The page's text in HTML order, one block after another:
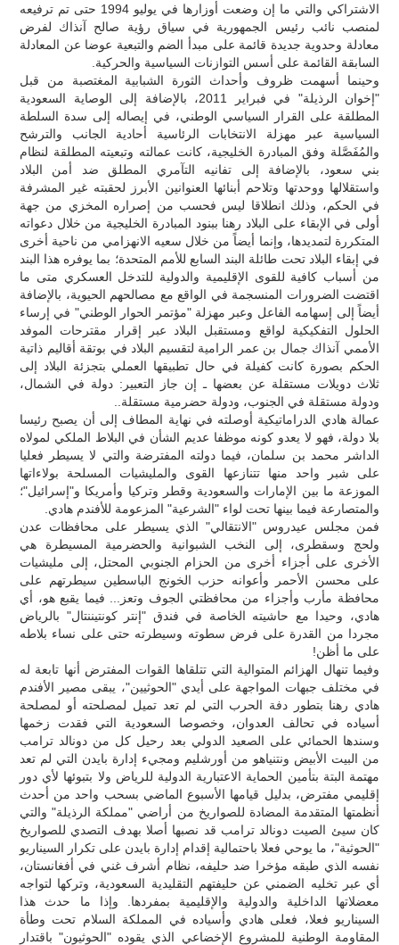
الاشتراكي والتي ما إن وضعت أوزارها في يوليو 1994 حتى تم ترفيعه
لمنصب نائب رئيس الجمهورية في سياق رؤية صالح آنذاك لفرض
معادلة وحدوية جديدة قائمة على مبدأ الضم والتبعية عوضا عن المعادلة
السابقة القائمة على أسس التوازنات السياسية والحركية.
وحينما أسهمت ظروف وأحداث الثورة الشبابية المغتصبة من قبل
"إخوان الرذيلة" في فبراير 2011، بالإضافة إلى الوصاية السعودية
المطلقة على القرار السياسي الوطني، في إيصاله إلى سدة السلطة
السياسية عبر مهزلة الانتخابات الرئاسية أحادية الجانب والترشح
والمُفَصَّلة وفق المبادرة الخليجية، كانت عمالته وتبعيته المطلقة لنظام
بني سعود، بالإضافة إلى تفانيه التآمري المطلق ضد أمن البلاد
واستقلالها ووحدتها وتلاحم أبنائها العنوانين الأبرز لحقبته غير المشرفة
في الحكم، وذلك انطلاقا ليس فحسب من إصراره المخزي من جهة
أولى في الإبقاء على البلاد رهنا ببنود المبادرة الخليجية من خلال دعواته
المتكررة لتمديدها، وإنما أيضاً من خلال سعيه الانهزامي من ناحية أخرى
في إبقاء البلاد تحت طائلة البند السابع للأمم المتحدة؛ بما يوفره هذا البند
من أسباب كافية للقوى الإقليمية والدولية للتدخل العسكري متى ما
اقتضت الضرورات المنسجمة في الواقع مع مصالحهم الحيوية، بالإضافة
أيضاً إلى إسهامه الفاعل وعبر مهزلة "مؤتمر الحوار الوطني" في إرساء
الحلول التفكيكية لواقع ومستقبل البلاد عبر إقرار مقترحات الموفد
الأممي آنذاك جمال بن عمر الرامية لتقسيم البلاد في بوتقة أقاليم ذاتية
الحكم بصورة كانت كفيلة في حال تطبيقها العملي بتجزئة البلاد إلى
ثلاث دويلات مستقلة عن بعضها ـ إن جاز التعبير: دولة في الشمال،
ودولة مستقلة في الجنوب، ودولة حضرمية مستقلة..
عمالة هادي الدراماتيكية أوصلته في نهاية المطاف إلى أن يصبح رئيسا
بلا دولة، فهو لا يعدو كونه موظفا عديم الشأن في البلاط الملكي لمولاه
الداشر محمد بن سلمان، فيما دولته المفترضة والتي لا يسيطر فعليا
على شبر واحد منها تتنازعها القوى والمليشيات المسلحة بولاءاتها
الموزعة ما بين الإمارات والسعودية وقطر وتركيا وأمريكا و"إسرائيل"؛
والمتصارعة فيما بينها تحت لواء "الشرعية" المزعومة للأفندم هادي.
فمن مجلس عيدروس "الانتقالي" الذي يسيطر على محافظات عدن
ولحج وسقطرى، إلى النخب الشبوانية والحضرمية المسيطرة هي
الأخرى على أجزاء أخرى من الحزام الجنوبي المحتل، إلى مليشيات
على محسن الأحمر وأعوانه حزب الخونج الباسطين سيطرتهم على
محافظة مأرب وأجزاء من محافظتي الجوف وتعز... فيما يقبع هو، أي
هادي، وحيدا مع حاشيته الخاصة في فندق "إنتر كونتيننتال" بالرياض
مجردا من القدرة على فرض سطوته وسيطرته حتى على نساء بلاطه
على ما أظن!
وفيما تنهال الهزائم المتوالية التي تتلقاها القوات المفترض أنها تابعة له
في مختلف جبهات المواجهة على أيدي "الحوثيين"، يبقى مصير الأفندم
هادي رهنا بتطور دفة الحرب التي لم تعد تميل لمصلحته أو لمصلحة
أسياده في تحالف العدوان، وخصوصا السعودية التي فقدت زخمها
وسندها الحمائي على الصعيد الدولي بعد رحيل كل من دونالد ترامب
من البيت الأبيض ونتنياهو من أورشليم ومجيء إدارة بايدن التي لم تعد
مهتمة البتة بتأمين الحماية الاعتبارية الدولية للرياض ولا بتبوئها لأي دور
إقليمي مفترض، بدليل قيامها الأسبوع الماضي بسحب واحد من أحدث
أنظمتها المتقدمة المضادة للصواريخ من أراضي "مملكة الرذيلة" والتي
كان سيئ الصيت دونالد ترامب قد نصبها أصلا بهدف التصدي للصواريخ
"الحوثية"، ما يوحي فعلا باحتمالية إقدام إدارة بايدن على تكرار السيناريو
نفسه الذي طبقه مؤخرا ضد حليفه، نظام أشرف غني في أفغانستان،
أي عبر تخليه الضمني عن حليفتهم التقليدية السعودية، وتركها لتواجه
معضلاتها الداخلية والدولية والإقليمية بمفردها. وإذا ما حدث هذا
السيناريو فعلا، فعلى هادي وأسياده في المملكة السلام تحت وطأة
المقاومة الوطنية للمشروع الإخضاعي الذي يقوده "الحوثيون" باقتدار